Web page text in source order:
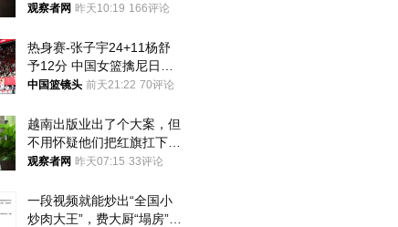
观察者网 昨天10:19 166评论
热身赛-张子宇24+11杨舒
予12分 中国女篮擒尼日利
亚
中国篮镜头 前天21:22 70评论
越南出版业出了个大案，但
不用怀疑他们把红旗扛下去
的决心
观察者网 昨天07:15 33评论
一段视频就能炒出“全国小
炒肉大王”，费大厨“塌房”了